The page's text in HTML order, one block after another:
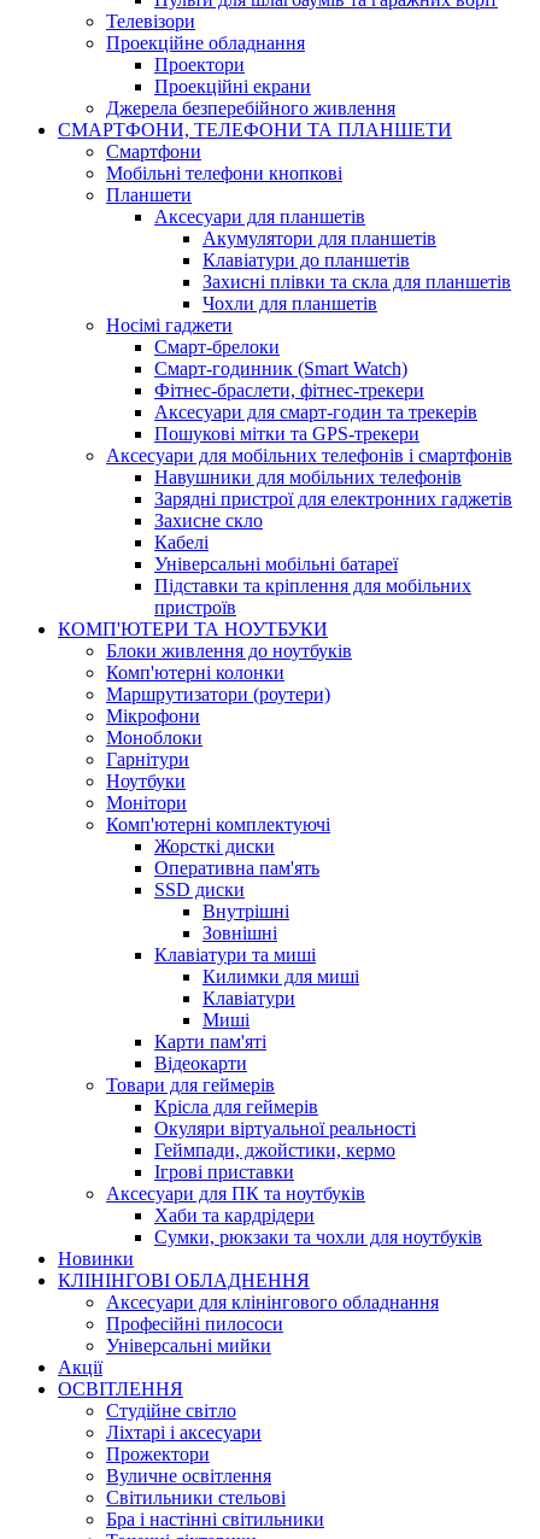
Телевізори
Проекційне обладнання
Проектори
Проекційні екрани
Джерела безперебійного живлення
СМАРТФОНИ, ТЕЛЕФОНИ ТА ПЛАНШЕТИ
Смартфони
Мобільні телефони кнопкові
Планшети
Аксесуари для планшетів
Акумулятори для планшетів
Клавіатури до планшетів
Захисні плівки та скла для планшетів
Чохли для планшетів
Носімі гаджети
Смарт-брелоки
Смарт-годинник (Smart Watch)
Фітнес-браслети, фітнес-трекери
Аксесуари для смарт-годин та трекерів
Пошукові мітки та GPS-трекери
Аксесуари для мобільних телефонів і смартфонів
Навушники для мобільних телефонів
Зарядні пристрої для електронних гаджетів
Захисне скло
Кабелі
Універсальні мобільні батареї
Підставки та кріплення для мобільних
пристроїв
КОМП'ЮТЕРИ ТА НОУТБУКИ
Блоки живлення до ноутбуків
Комп'ютерні колонки
Маршрутизатори (роутери)
Мікрофони
Моноблоки
Гарнітури
Ноутбуки
Монітори
Комп'ютерні комплектуючі
Жорсткі диски
Оперативна пам'ять
SSD диски
Внутрішні
Зовнішні
Клавіатури та миші
Килимки для миші
Клавіатури
Миші
Карти пам'яті
Відеокарти
Товари для геймерів
Крісла для геймерів
Окуляри віртуальної реальності
Геймпади, джойстики, кермо
Ігрові приставки
Аксесуари для ПК та ноутбуків
Хаби та кардрідери
Сумки, рюкзаки та чохли для ноутбуків
Новинки
КЛІНІНГОВІ ОБЛАДНЕННЯ
Аксесуари для клінінгового обладнання
Професійні пилососи
Універсальні мийки
Акції
ОСВІТЛЕННЯ
Студійне світло
Ліхтарі і аксесуари
Прожектори
Вуличне освітлення
Світильники стельові
Бра і настінні світильники